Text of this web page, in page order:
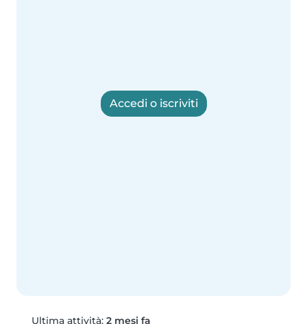
Accedi o iscriviti
Ultima attività: 2 mesi fa